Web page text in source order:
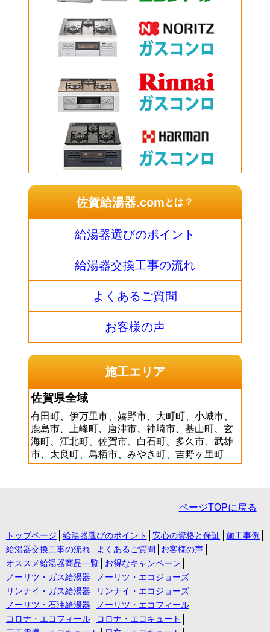
佐賀給湯器.comとは？
給湯器選びのポイント
給湯器交換工事の流れ
よくあるご質問
お客様の声
施工エリア
佐賀県全域
有田町、伊万里市、嬉野市、大町町、小城市、
鹿島市、上峰町、唐津市、神埼市、基山町、玄
海町、江北町、佐賀市、白石町、多久市、武雄
市、太良町、鳥栖市、みやき町、吉野ヶ里町
ページTOPに戻る
トップページ 給湯器選びのポイント 安心の資格と保証
施工事例
給湯器交換工事の流れ
よくあるご質問
お客様の声
オススメ給湯器商品一覧
お得なキャンペーン
ノーリツ・ガス給湯器
ノーリツ・エコジョーズ
リンナイ・ガス給湯器
リンナイ・エコジョーズ
ノーリツ・石油給湯器
ノーリツ・エコフィール
コロナ・エコフィール
コロナ・エコキュート